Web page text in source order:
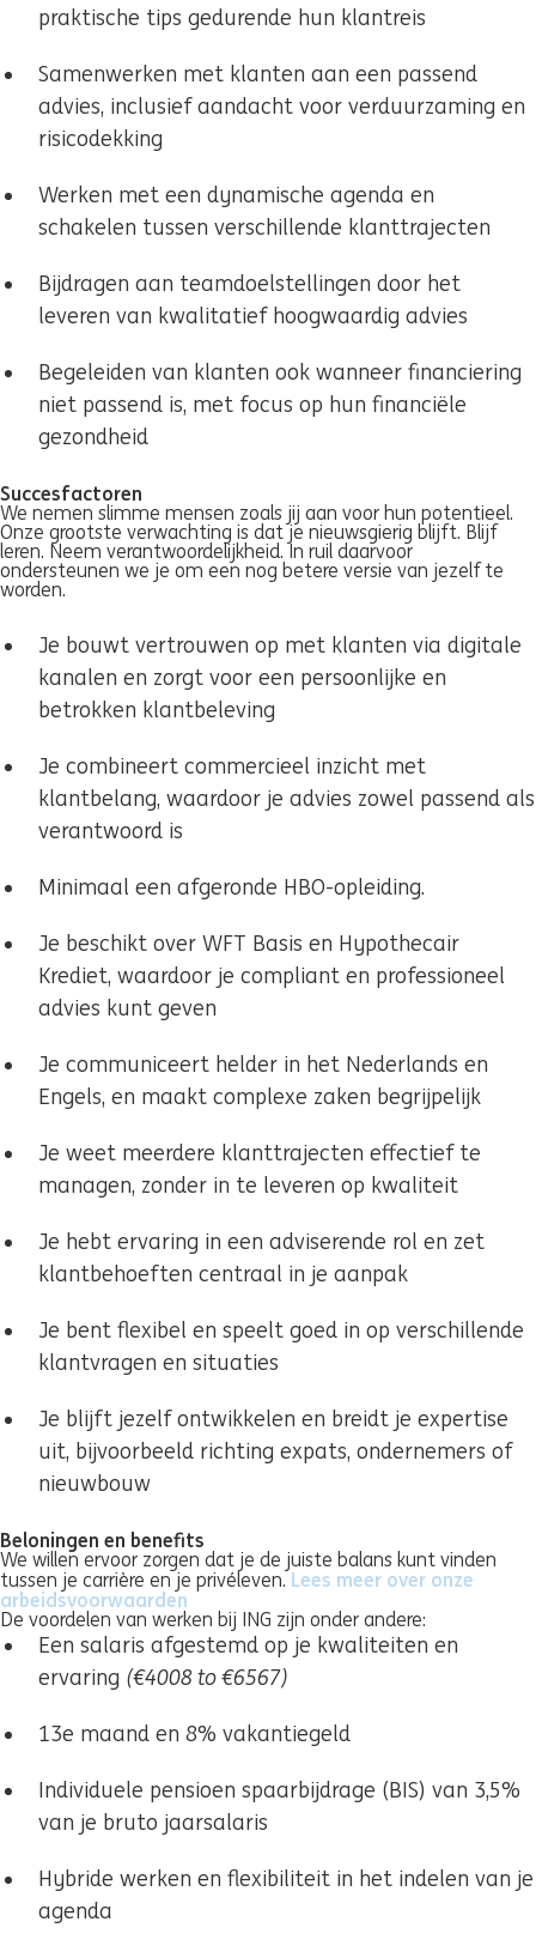
praktische tips gedurende hun klantreis
Samenwerken met klanten aan een passend
advies, inclusief aandacht voor verduurzaming en
risicodekking
Werken met een dynamische agenda en
schakelen tussen verschillende klanttrajecten
Bijdragen aan teamdoelstellingen door het
leveren van kwalitatief hoogwaardig advies
Begeleiden van klanten ook wanneer financiering
niet passend is, met focus op hun financiële
gezondheid
Succesfactoren
We nemen slimme mensen zoals jij aan voor hun potentieel.
Onze grootste verwachting is dat je nieuwsgierig blijft. Blijf
leren. Neem verantwoordelijkheid. In ruil daarvoor
ondersteunen we je om een nog betere versie van jezelf te
worden.
Je bouwt vertrouwen op met klanten via digitale
kanalen en zorgt voor een persoonlijke en
betrokken klantbeleving
Je combineert commercieel inzicht met
klantbelang, waardoor je advies zowel passend als
verantwoord is
Minimaal een afgeronde HBO-opleiding.
Je beschikt over WFT Basis en Hypothecair
Krediet, waardoor je compliant en professioneel
advies kunt geven
Je communiceert helder in het Nederlands en
Engels, en maakt complexe zaken begrijpelijk
Je weet meerdere klanttrajecten effectief te
managen, zonder in te leveren op kwaliteit
Je hebt ervaring in een adviserende rol en zet
klantbehoeften centraal in je aanpak
Je bent flexibel en speelt goed in op verschillende
klantvragen en situaties
Je blijft jezelf ontwikkelen en breidt je expertise
uit, bijvoorbeeld richting expats, ondernemers of
nieuwbouw
Beloningen en benefits
We willen ervoor zorgen dat je de juiste balans kunt vinden
tussen je carrière en je privéleven. Lees meer over onze
arbeidsvoorwaarden
De voordelen van werken bij ING zijn onder andere:
Een salaris afgestemd op je kwaliteiten en
ervaring (€4008 to €6567)
13e maand en 8% vakantiegeld
Individuele pensioen spaarbijdrage (BIS) van 3,5%
van je bruto jaarsalaris
Hybride werken en flexibiliteit in het indelen van je
agenda